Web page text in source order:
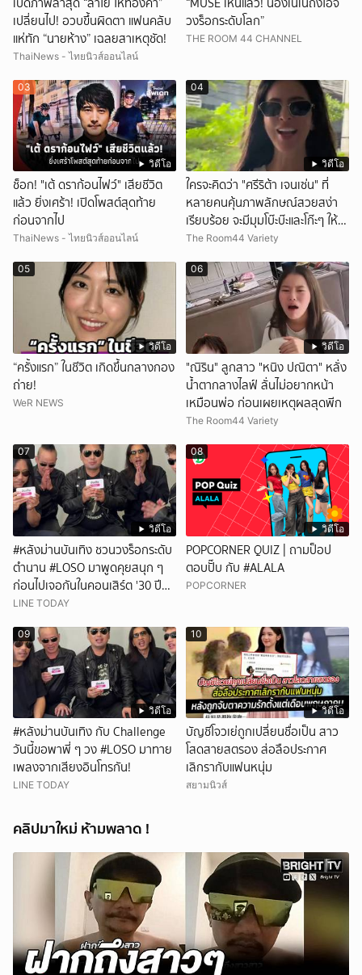
เปลี่ยนไป! อวบขึ้นผิดตา แฟนคลับ
แห่ทัก “นายห้าง” เฉลยสาเหตุชัด!
ThaiNews - ไทยนิวส์ออนไลน์
วงร็อกระดับโลก”
THE ROOM 44 CHANNEL
วิดีโอ
03
ช็อก! "เต้ ดราก้อนไฟว์" เสียชีวิต
แล้ว ยิ่งเศร้า! เปิดโพสต์สุดท้าย
ก่อนจากไป
ThaiNews - ไทยนิวส์ออนไลน์
วิดีโอ
04
ใครจะคิดว่า "ศรีริต้า เจนเซ่น" ที่
หลายคนคุ้นภาพลักษณ์สวยสง่า
เรียบร้อย จะมีมุมโบ๊ะบ๊ะและโก๊ะๆ ให้ได้
อมยิ้มเหมือนกัน งานนี้ทำเอาแฟนๆ
The Room44 Variety
วิดีโอ
05
“ครั้งแรก” ในชีวิต เกิดขึ้นกลางกอง
ถ่าย!
WeR NEWS
วิดีโอ
06
"ณิริน" ลูกสาว "หนิง ปณิตา" หลั่ง
น้ำตากลางไลฟ์ ลั่นไม่อยากหน้า
เหมือนพ่อ ก่อนเผยเหตุผลสุดพีก
The Room44 Variety
วิดีโอ
07
#หลังม่านบันเทิง ชวนวงร็อกระดับ
ตำนาน #LOSO มาพูดคุยสนุก ๆ
ก่อนไปเจอกันในคอนเสิร์ต '30 ปี
LOSO นานเท่าไรก็รอ'
LINE TODAY
วิดีโอ
08
POPCORNER QUIZ | ถามป็อป
ตอบปั๊บ กับ #ALALA
POPCORNER
วิดีโอ
09
#หลังม่านบันเทิง กับ Challenge
วันนี้ขอพาพี่ ๆ วง #LOSO มาทาย
เพลงจากเสียงอินโทรกัน!
LINE TODAY
วิดีโอ
10
บัญชีโจวเย่ถูกเปลี่ยนชื่อเป็น สาว
โสดสายสตรอง ส่อลือประกาศ
เลิกรากับแฟนหนุ่ม
สยามนิวส์
คลิปมาใหม่ ห้ามพลาด !